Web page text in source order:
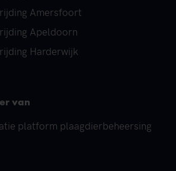
Amersfoort
Apeldoorn
Harderwijk
van
platform plaagdierbeheersing